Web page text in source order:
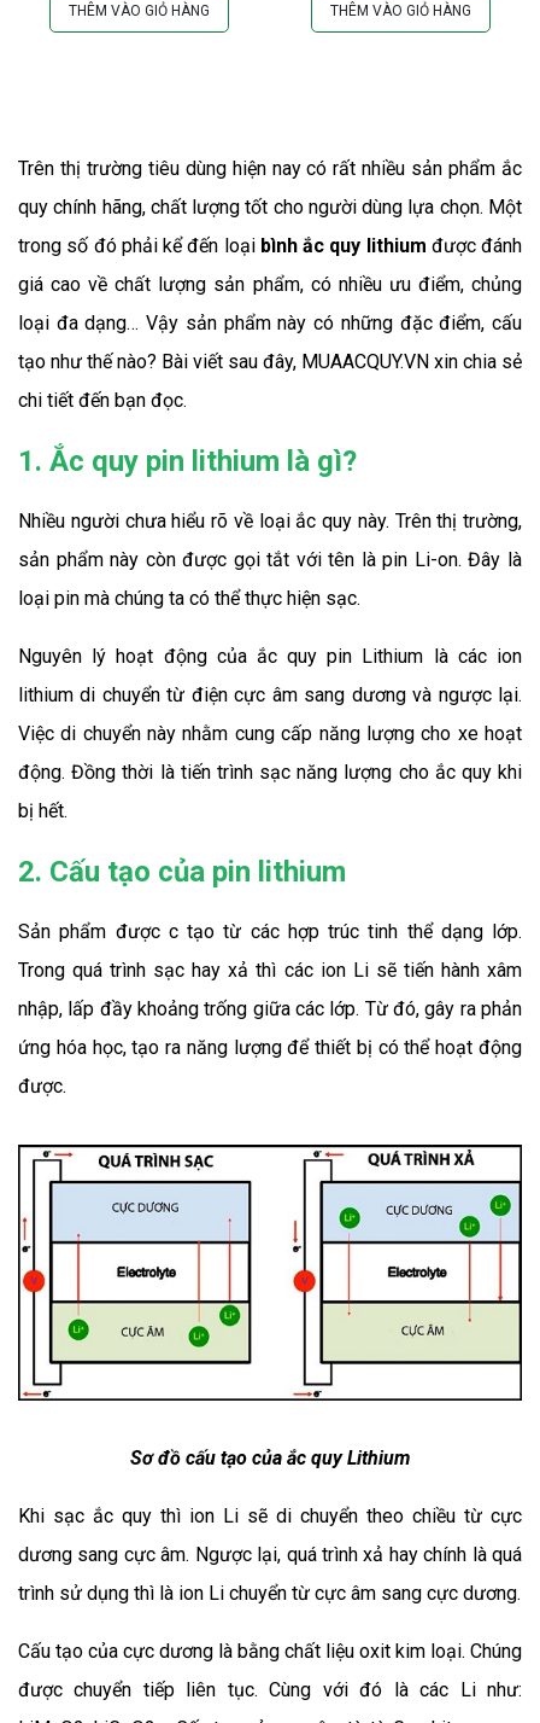
THÊM VÀO GIỎ HÀNG THÊM VÀO GIỎ HÀNG
Trên thị trường tiêu dùng hiện nay có rất nhiều sản phẩm ắc
quy chính hãng, chất lượng tốt cho người dùng lựa chọn. Một
trong số đó phải kể đến loại bình ắc quy lithium được đánh
giá cao về chất lượng sản phẩm, có nhiều ưu điểm, chủng
loại đa dạng… Vậy sản phẩm này có những đặc điểm, cấu
tạo như thế nào? Bài viết sau đây, MUAACQUY.VN xin chia sẻ
chi tiết đến bạn đọc.
1. Ắc quy pin lithium là gì?
Nhiều người chưa hiểu rõ về loại ắc quy này. Trên thị trường,
sản phẩm này còn được gọi tắt với tên là pin Li-on. Đây là
loại pin mà chúng ta có thể thực hiện sạc.
Nguyên lý hoạt động của ắc quy pin Lithium là các ion
lithium di chuyển từ điện cực âm sang dương và ngược lại.
Việc di chuyển này nhằm cung cấp năng lượng cho xe hoạt
động. Đồng thời là tiến trình sạc năng lượng cho ắc quy khi
bị hết.
2. Cấu tạo của pin lithium
Sản phẩm được c tạo từ các hợp trúc tinh thể dạng lớp.
Trong quá trình sạc hay xả thì các ion Li sẽ tiến hành xâm
nhập, lấp đầy khoảng trống giữa các lớp. Từ đó, gây ra phản
ứng hóa học, tạo ra năng lượng để thiết bị có thể hoạt động
được.
Sơ đồ cấu tạo của ắc quy Lithium
Khi sạc ắc quy thì ion Li sẽ di chuyển theo chiều từ cực
dương sang cực âm. Ngược lại, quá trình xả hay chính là quá
trình sử dụng thì là ion Li chuyển từ cực âm sang cực dương.
Cấu tạo của cực dương là bằng chất liệu oxit kim loại. Chúng
được chuyển tiếp liên tục. Cùng với đó là các Li như: